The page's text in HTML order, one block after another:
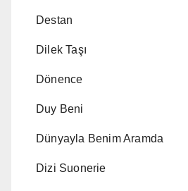
Destan
Dilek Taşı
Dönence
Duy Beni
Dünyayla Benim Aramda
Dizi Suonerie